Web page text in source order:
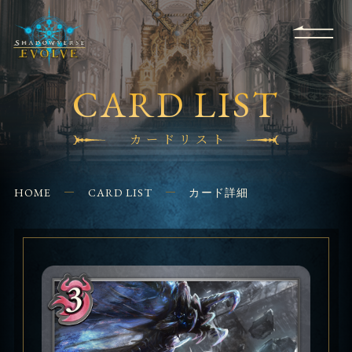
Q&A
EVENT SHOPS
FOR
BEGINNERS
APPLICATION
CONTACT
CARD LIST
カードリスト
HOME CARD LIST カード詳細